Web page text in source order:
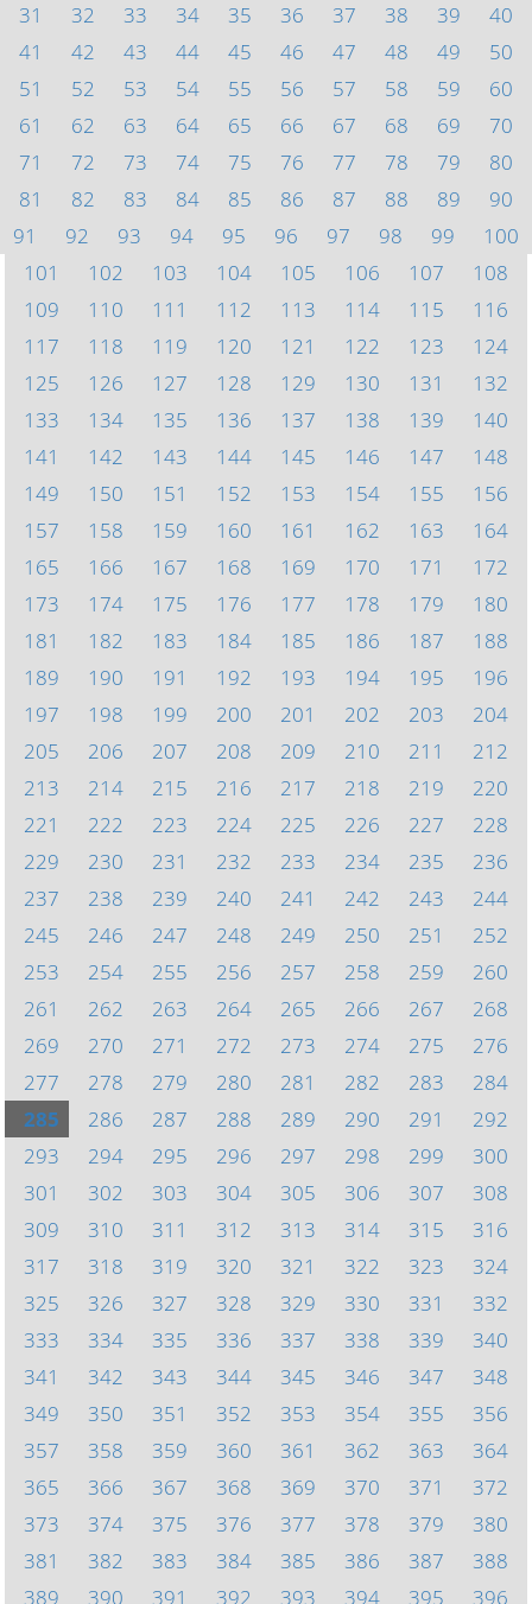
31
32 33 34 35 36 37 38 39
40
41
42 43 44 45 46 47 48 49
50
51
52 53 54 55 56 57 58 59
60
61
62 63 64 65 66 67 68 69
70
71
72 73 74 75 76 77 78 79
80
81
82 83 84 85 86 87 88 89
90
91
92 93 94 95 96 97 98 99
100
101
102 103 104 105 106 107
108
109
110 111 112 113 114 115
116
117
118 119 120 121 122 123
124
125
126 127 128 129 130 131
132
133
134 135 136 137 138 139
140
141
142 143 144 145 146 147
148
149
150 151 152 153 154 155
156
157
158 159 160 161 162 163
164
165
166 167 168 169 170 171
172
173
174 175 176 177 178 179
180
181
182 183 184 185 186 187
188
189
190 191 192 193 194 195
196
197
198 199 200 201 202 203
204
205
206 207 208 209 210 211
212
213
214 215 216 217 218 219
220
221
222 223 224 225 226 227
228
229
230 231 232 233 234 235
236
237
238 239 240 241 242 243
244
245
246 247 248 249 250 251
252
253
254 255 256 257 258 259
260
261
262 263 264 265 266 267
268
269
270 271 272 273 274 275
276
277
278 279 280 281 282 283
284
285
286 287 288 289 290 291
292
293
294 295 296 297 298 299
300
301
302 303 304 305 306 307
308
309
310 311 312 313 314 315
316
317
318 319 320 321 322 323
324
325
326 327 328 329 330 331
332
333
334 335 336 337 338 339
340
341
342 343 344 345 346 347
348
349
350 351 352 353 354 355
356
357
358 359 360 361 362 363
364
365
366 367 368 369 370 371
372
373
374 375 376 377 378 379
380
381
382 383 384 385 386 387
388
389
390 391 392 393 394 395 396